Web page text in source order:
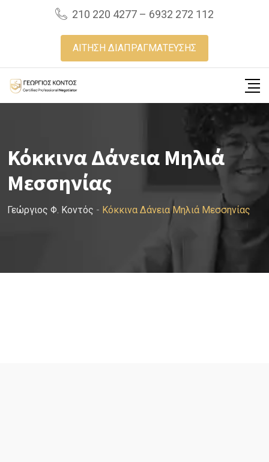
210 220 4277 – 6932 272 112
ΑΙΤΗΣΗ ΔΙΑΠΡΑΓΜΑΤΕΥΣΗΣ
Κόκκινα Δάνεια Μηλιά
Μεσσηνίας
Γεώργιος Φ. Κοντός - Κόκκινα Δάνεια Μηλιά Μεσσηνίας